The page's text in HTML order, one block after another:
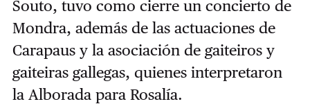
Souto, tuvo como cierre un concierto de
Mondra, además de las actuaciones de
Carapaus y la asociación de gaiteiros y
gaiteiras gallegas, quienes interpretaron
la Alborada para Rosalía.